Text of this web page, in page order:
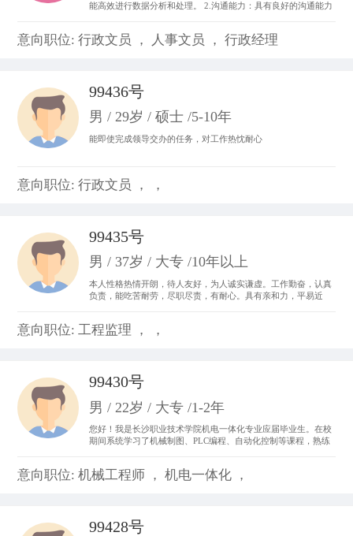
能高效进行数据分析和处理。 2.沟通能力：具有良好的沟通能力
度参与”为行动准则。。
意向职位: 行政文员 ， 人事文员 ， 行政经理
99436号
男 / 29岁 / 硕士 /5-10年
能即使完成领导交办的任务，对工作热忱耐心
意向职位: 行政文员 ， ，
99435号
男 / 37岁 / 大专 /10年以上
本人性格热情开朗，待人友好，为人诚实谦虚。工作勤奋，认真
负责，能吃苦耐劳，尽职尽责，有耐心。具有亲和力，平易近
的精神，并从工作中体会到乐趣，尽心尽力。
意向职位: 工程监理 ， ，
99430号
男 / 22岁 / 大专 /1-2年
您好！我是长沙职业技术学院机电一体化专业应届毕业生。在校
期间系统学习了机械制图、PLC编程、自动化控制等课程，熟练
验。我善于团队协作，动手能力强，对工业自动化领域充满热情
意向职位: 机械工程师 ， 机电一体化 ，
99428号